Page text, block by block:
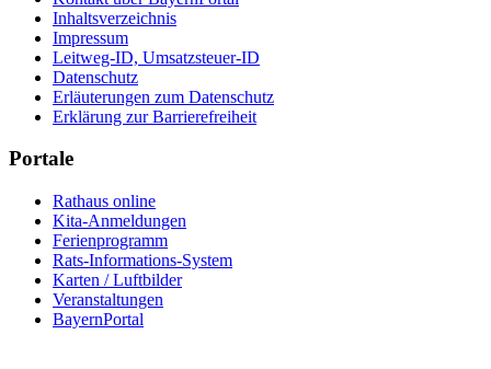
Inhaltsverzeichnis
Impressum
Leitweg-ID, Umsatzsteuer-ID
Datenschutz
Erläuterungen zum Datenschutz
Erklärung zur Barrierefreiheit
Portale
Rathaus online
Kita-Anmeldungen
Ferienprogramm
Rats-Informations-System
Karten / Luftbilder
Veranstaltungen
BayernPortal